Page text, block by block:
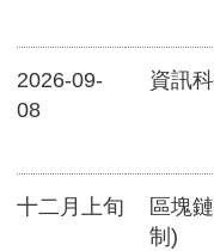
2026-09-
08
資訊
十二月上旬
區塊
制)